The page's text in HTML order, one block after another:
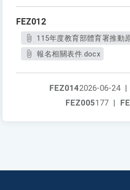
FEZ012
115年度教育部體育署推動
報名相關表件.docx
FEZ0142026-06-24 |
FEZ005177 |